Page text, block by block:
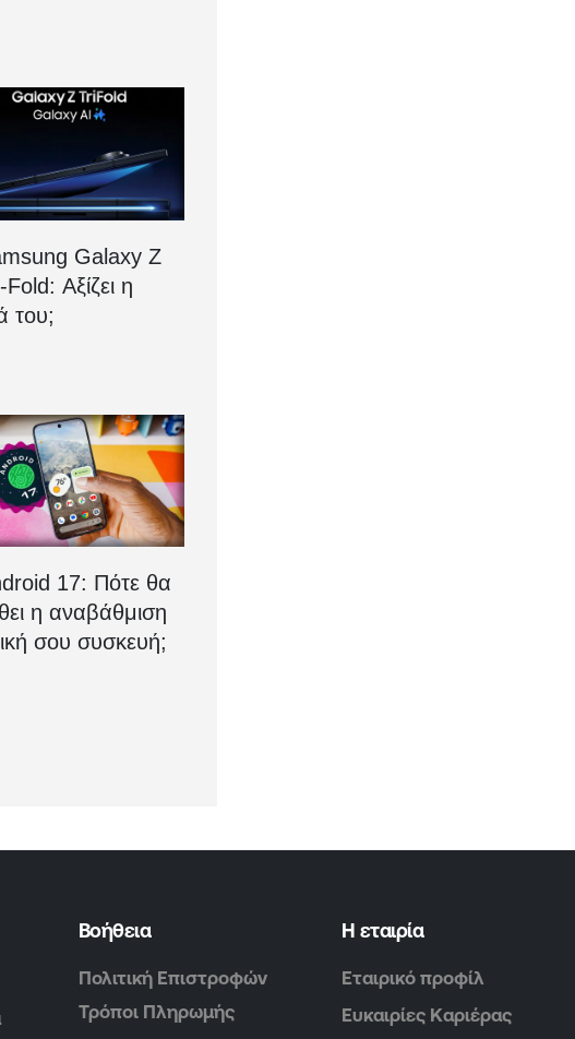
Galaxy Z
Fold: Αξίζει η
του;
17: Πότε θα
η αναβάθμιση
σου συσκευή;
Βοήθεια
Πολιτική Επιστροφών
Τρόποι Πληρωμής
Η εταιρία
Εταιρικό προφίλ
Ευκαιρίες Καριέρας